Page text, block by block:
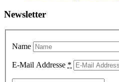
Newsletter
Name
E-Mail Addresse *